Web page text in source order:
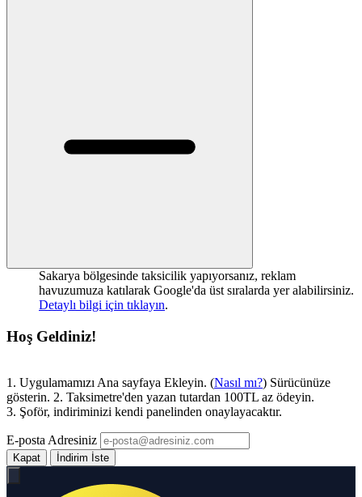
Sakarya bölgesinde taksicilik yapıyorsanız, reklam
havuzumuza katılarak Google'da üst sıralarda yer alabilirsiniz.
Detaylı bilgi için tıklayın.
Hoş Geldiniz!
1. Uygulamamızı Ana sayfaya Ekleyin. (Nasıl mı?) Sürücünüze
gösterin. 2. Taksimetre'den yazan tutardan 100TL az ödeyin.
3. Şoför, indiriminizi kendi panelinden onaylayacaktır.
E-posta Adresiniz
Kapat İndirim İste